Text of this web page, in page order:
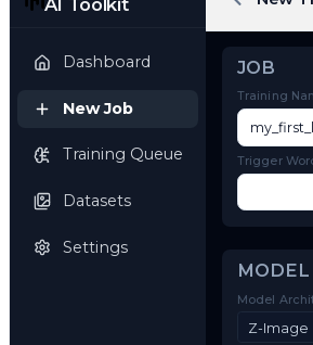
OSTRIS
AI Toolkit
New Job
Training Queue
JOB